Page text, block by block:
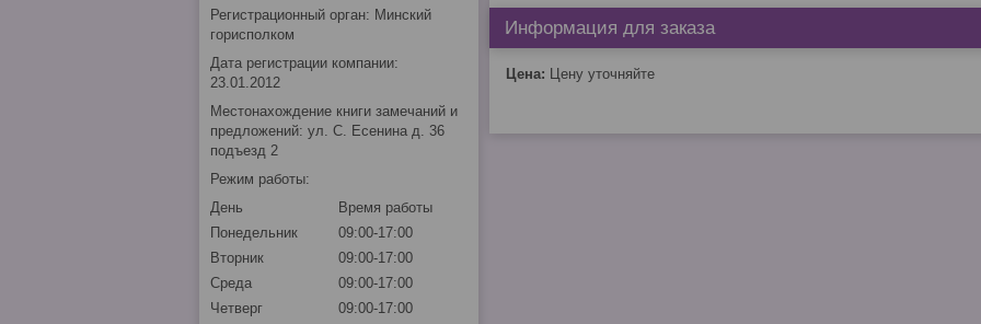
Информация для заказа
Цена: Цену уточняйте
Регистрационный орган: Минский
горисполком
Дата регистрации компании:
23.01.2012
Местонахождение книги замечаний и
предложений: ул. С. Есенина д. 36
подъезд 2
Режим работы:
День
Время работы
Понедельник
09:00-17:00
Вторник
09:00-17:00
Среда
09:00-17:00
Четверг
09:00-17:00